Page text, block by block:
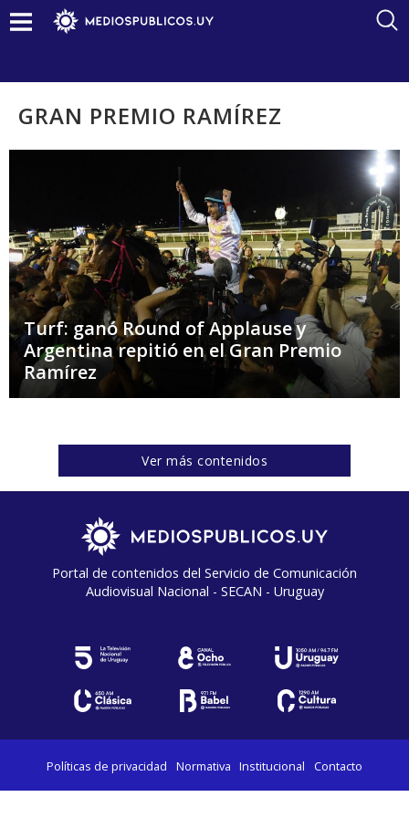
GRAN PREMIO RAMÍREZ
Turf: ganó Round of Applause y
Argentina repitió en el Gran Premio
Ramírez
Ver más contenidos
Portal de contenidos del Servicio de Comunicación
Audiovisual Nacional - SECAN - Uruguay
Políticas de privacidad Normativa Institucional Contacto